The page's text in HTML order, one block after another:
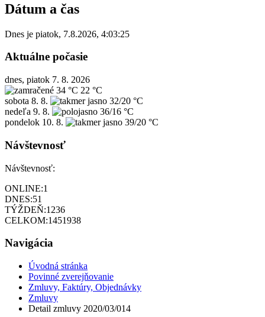
Dátum a čas
Dnes je piatok, 7.8.2026, 4:03:25
Aktuálne počasie
dnes, piatok 7. 8. 2026
34 °C 22 °C
sobota 8. 8.
32/20 °C
nedeľa 9. 8.
36/16 °C
pondelok 10. 8. 39/20 °C
Návštevnosť
Návštevnosť:
ONLINE:1
DNES:51
TÝŽDEŇ:1236
CELKOM:1451938
Navigácia
Úvodná stránka
Povinné zverejňovanie
Zmluvy, Faktúry, Objednávky
Zmluvy
Detail zmluvy 2020/03/014